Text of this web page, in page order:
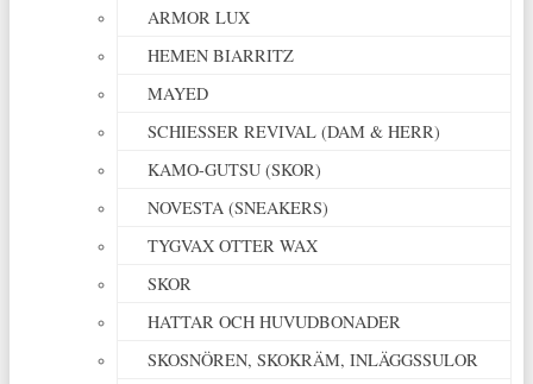
ARMOR LUX
HEMEN BIARRITZ
MAYED
SCHIESSER REVIVAL (DAM & HERR)
KAMO-GUTSU (SKOR)
NOVESTA (SNEAKERS)
TYGVAX OTTER WAX
SKOR
HATTAR OCH HUVUDBONADER
SKOSNÖREN, SKOKRÄM, INLÄGGSSULOR